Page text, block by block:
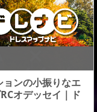
ョンの小振りなエ
オデッセイ｜ド